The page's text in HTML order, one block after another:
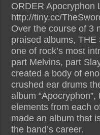
ORDER Apocryphon
http://tiny.cc/
Over the course of 3
praised albums,
one of rock’s most
part Melvins, part
created a body of
crushed ear drums
album
elements from each
made an album that
the band’s career.